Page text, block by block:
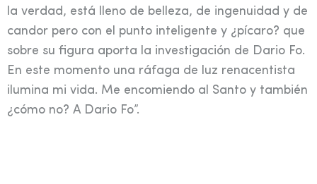
la verdad, está lleno de belleza, de ingenuidad y de
candor pero con el punto inteligente y ¿pícaro? que
sobre su figura aporta la investigación de Dario Fo.
En este momento una ráfaga de luz renacentista
ilumina mi vida. Me encomiendo al Santo y también
¿cómo no? A Dario Fo”.